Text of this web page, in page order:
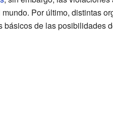
Por último, distintas
básicos de las posibilidades